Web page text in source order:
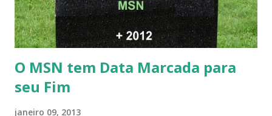
O MSN tem Data Marcada para
seu Fim
janeiro 09, 2013